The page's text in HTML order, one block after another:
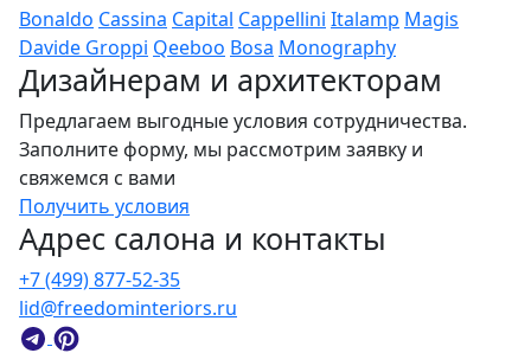
Bonaldo Cassina Capital Cappellini Italamp Magis
Davide Groppi Qeeboo Bosa Monography
Дизайнерам и архитекторам
Предлагаем выгодные условия сотрудничества.
Заполните форму, мы рассмотрим заявку и
свяжемся с вами
Получить условия
Адрес салона и контакты
+7 (499) 877-52-35
lid@freedominteriors.ru